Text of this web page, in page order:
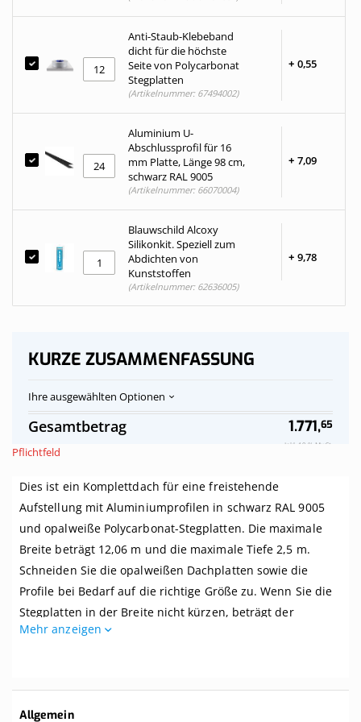
Anti-Staub-Klebeband
dicht für die höchste
Seite von Polycarbonat
Stegplatten
+ 0,55
(Artikelnummer: 67494002)
Aluminium U-
Abschlussprofil für 16
mm Platte, Länge 98 cm,
schwarz RAL 9005
+ 7,09
(Artikelnummer: 66070004)
Blauwschild Alcoxy
Silikonkit. Speziell zum
Abdichten von
Kunststoffen
+ 9,78
(Artikelnummer: 62636005)
Pflichtfeld
KURZE ZUSAMMENFASSUNG
Ihre ausgewählten Optionen
Polycarbonat-
Stegplatten
Dach
opalweiß
freistehend,
Breite
12,06
m
Tiefe
bis
2,5
m,
Profile
Auf
Vorrat
Gesamtbetrag 1.771,65
Inkl. 19 % MwSt.
Dies ist ein Komplettdach für eine freistehende
Aufstellung mit Aluminiumprofilen in schwarz RAL 9005
und opalweiße Polycarbonat-Stegplatten. Die maximale
Breite beträgt 12,06 m und die maximale Tiefe 2,5 m.
Schneiden Sie die opalweißen Dachplatten sowie die
Profile bei Bedarf auf die richtige Größe zu. Wenn Sie die
Stegplatten in der Breite nicht kürzen, beträgt der
Mittenabstand zwischen den Balken Ihrer Überdachung 1
Mehr anzeigen
Weitere
Allgemein